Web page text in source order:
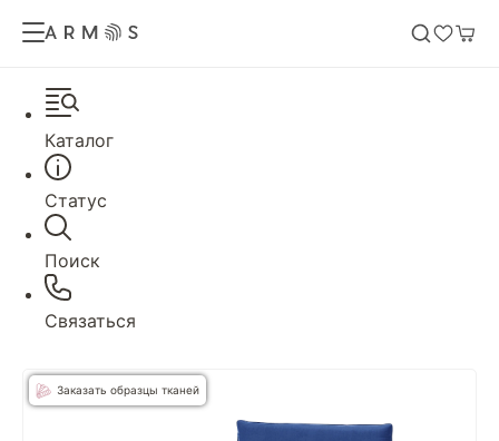
Каталог
Статус
Поиск
Связаться
Заказать образцы тканей